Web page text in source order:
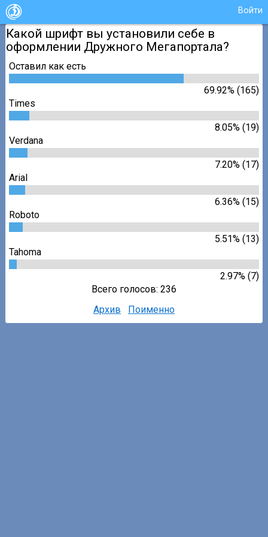
Войти
Какой шрифт вы установили себе в
оформлении Дружного Мегапортала?
Оставил как есть
69.92% (165)
Times
8.05% (19)
Verdana
7.20% (17)
Arial
6.36% (15)
Roboto
5.51% (13)
Tahoma
2.97% (7)
Всего голосов: 236
Архив
Поименно